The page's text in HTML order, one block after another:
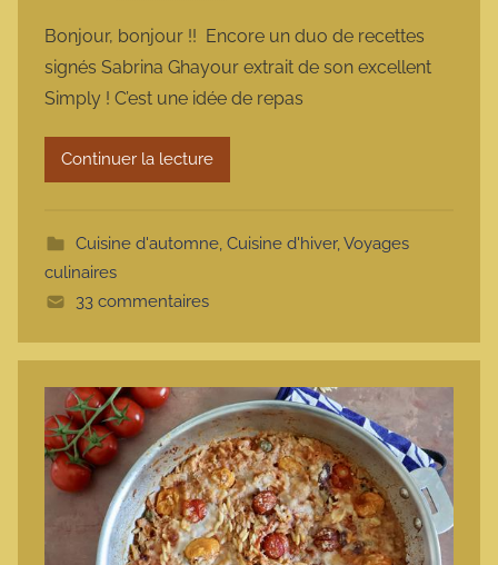
r
m
a
r
t
Bonjour, bonjour !! Encore un duo de recettes
signés Sabrina Ghayour extrait de son excellent
Simply ! C’est une idée de repas
Continuer la lecture
Cuisine d'automne, Cuisine d'hiver,Voyages
culinaires
33 commentaires